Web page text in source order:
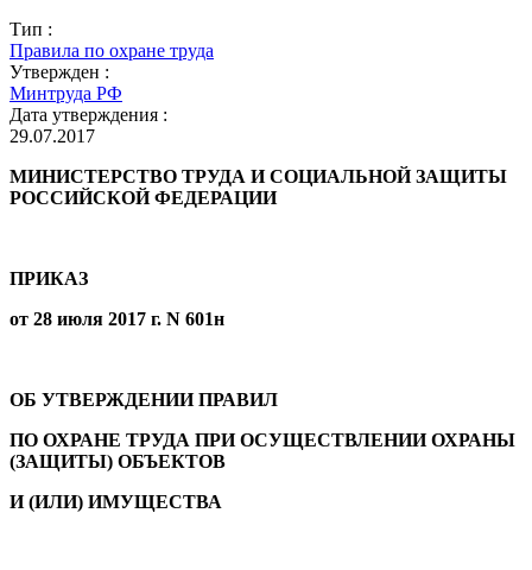
Тип :
Правила по охране труда
Утвержден :
Минтруда РФ
Дата утверждения :
29.07.2017
МИНИСТЕРСТВО ТРУДА И СОЦИАЛЬНОЙ ЗАЩИТЫ
РОССИЙСКОЙ ФЕДЕРАЦИИ
ПРИКАЗ
от 28 июля 2017 г. N 601н
ОБ УТВЕРЖДЕНИИ ПРАВИЛ
ПО ОХРАНЕ ТРУДА ПРИ ОСУЩЕСТВЛЕНИИ ОХРАНЫ
(ЗАЩИТЫ) ОБЪЕКТОВ
И (ИЛИ) ИМУЩЕСТВА